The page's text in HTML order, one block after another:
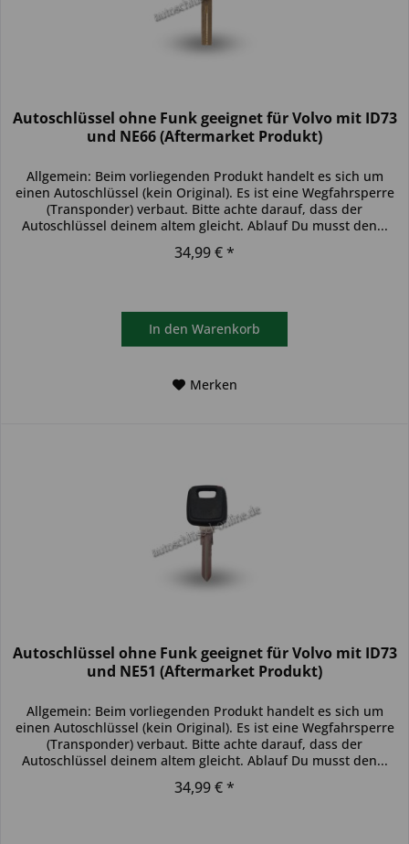
Autoschlüssel ohne Funk geeignet für Volvo mit ID73
und NE66 (Aftermarket Produkt)
Allgemein: Beim vorliegenden Produkt handelt es sich um
einen Autoschlüssel (kein Original). Es ist eine Wegfahrsperre
(Transponder) verbaut. Bitte achte darauf, dass der
Autoschlüssel deinem altem gleicht. Ablauf Du musst den...
34,99 € *
In den Warenkorb
Merken
Autoschlüssel ohne Funk geeignet für Volvo mit ID73
und NE51 (Aftermarket Produkt)
Allgemein: Beim vorliegenden Produkt handelt es sich um
einen Autoschlüssel (kein Original). Es ist eine Wegfahrsperre
(Transponder) verbaut. Bitte achte darauf, dass der
Autoschlüssel deinem altem gleicht. Ablauf Du musst den...
34,99 € *